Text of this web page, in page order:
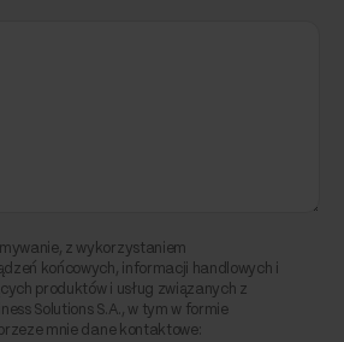
z wykorzystaniem
końcowych, informacji handlowych i
produktów i usług związanych z
Solutions S.A., w tym w formie
mnie dane kontaktowe: